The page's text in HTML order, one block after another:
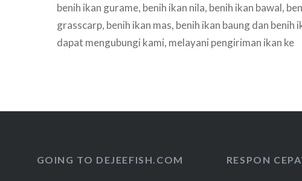
benih ikan gurame, benih ikan nila, benih ikan bawal,
grasscarp, benih ikan mas, benih ikan baung dan benih
dapat mengubungi kami, melayani pengiriman ikan ke
GOING TO DEJEEFISH.COM RESPON